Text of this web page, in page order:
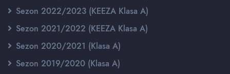
Sezon 2022/2023 (KEEZA Klasa A)
Sezon 2021/2022 (KEEZA Klasa A)
Sezon 2020/2021 (Klasa A)
Sezon 2019/2020 (Klasa A)